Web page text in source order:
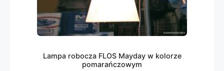
Lampa robocza FLOS Mayday w kolorze
pomarańczowym